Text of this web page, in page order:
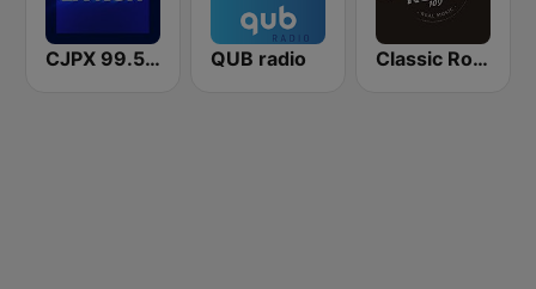
CJPX 99.5 MTL QUB radio Classic Rock 109